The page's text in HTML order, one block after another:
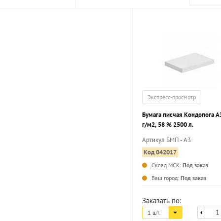
Экспресс-просмотр
Бумага писчая Кондопога
г/м2, 58 % 2500 л.
Артикул БМП - А3
Код 042017
Склад МСК: Под заказ
Ваш город: Под заказ
Заказать по:
1 шт.